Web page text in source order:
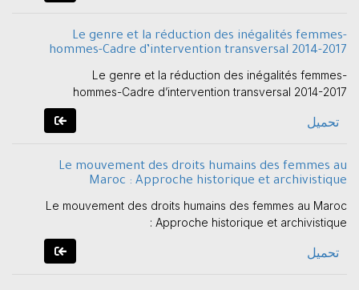
Le genre et la réduction des inégalités femmes-
hommes-Cadre d’intervention transversal 2014-2017
Le genre et la réduction des inégalités femmes-
hommes-Cadre d’intervention transversal 2014-2017
تحميل
Le mouvement des droits humains des femmes au
Maroc : Approche historique et archivistique
Le mouvement des droits humains des femmes au Maroc
: Approche historique et archivistique
تحميل